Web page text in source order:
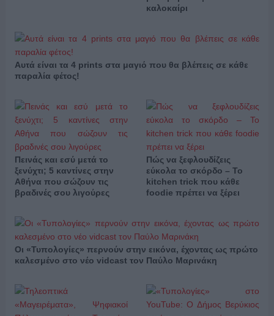
καλοκαίρι
Αυτά είναι τα 4 prints στα μαγιό που θα βλέπεις σε κάθε
παραλία φέτος!
Πεινάς και εσύ μετά το
ξενύχτι; 5 καντίνες στην
Αθήνα που σώζουν τις
βραδινές σου λιγούρες
Πώς να ξεφλουδίζεις
εύκολα το σκόρδο – Το
kitchen trick που κάθε
foodie πρέπει να ξέρει
Οι «Τυπολογίες» περνούν στην εικόνα, έχοντας ως πρώτο
καλεσμένο στο νέο vidcast τον Παύλο Μαρινάκη